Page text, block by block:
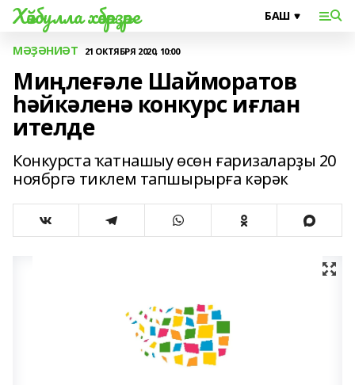
Хәйбулла хәбәрҙәре
МӘҘӘНИӘТ 21 ОКТЯБРЯ 2020, 10:00
Миңлеғәле Шайморатов
һәйкәленә конкурс иғлан
ителде
Конкурста ҡатнашыу өсөн ғаризаларҙы 20
ноябргә тиклем тапшырырға кәрәк